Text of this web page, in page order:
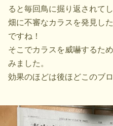
ると毎回鳥に掘り返されてし
畑に不審なカラスを発見し
ですね！
そこでカラスを威嚇するた
みました。
効果のほどは後ほどこのブ